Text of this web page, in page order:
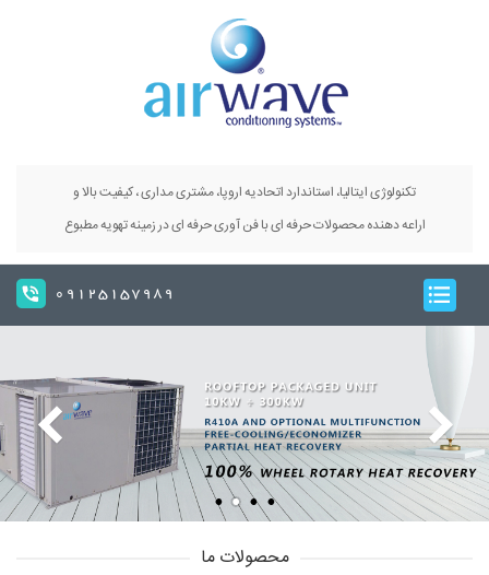
تکنولوژی ایتالیا، استاندارد اتحادیه اروپا، مشتری مداری ، کیفیت بالا و
اراعه دهنده محصولات حرفه ای با فن آوری حرفه ای در زمینه تهویه مطبوع
09125157989
محصولات ما